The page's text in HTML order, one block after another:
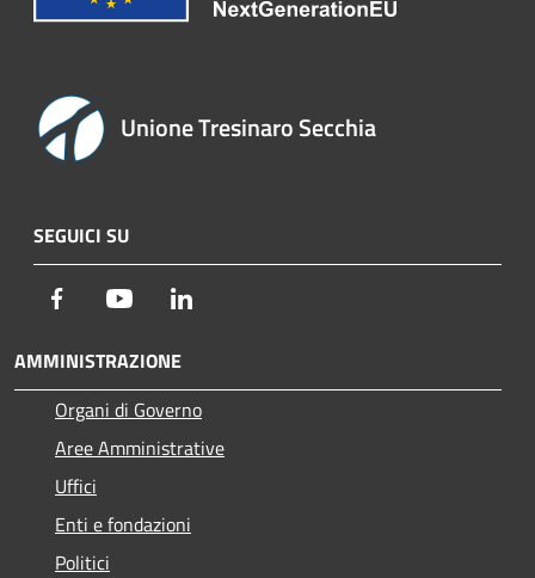
Unione Tresinaro Secchia
SEGUICI SU
Facebook Youtube
AMMINISTRAZIONE
Organi di Governo
Aree Amministrative
Uffici
Enti e fondazioni
Politici